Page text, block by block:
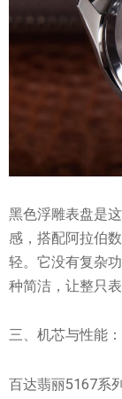
黑色浮雕表盘是
感，搭配阿拉伯
轻。它没有复杂
种简洁，让整只
三、机芯与性能
百达翡丽5167系